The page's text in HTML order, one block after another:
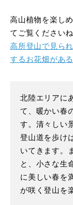
高山植物を楽し
てご覧くださいね
高所登山で見ら
するお花畑があ
北陸エリアに
て、暖かい春
す。清々しい
登山道を歩け
いてきます。
と、小さな生
に美しい春を
が咲く登山を